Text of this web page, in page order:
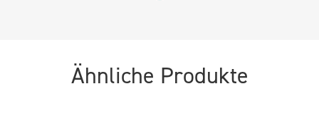
Ähnliche Produkte